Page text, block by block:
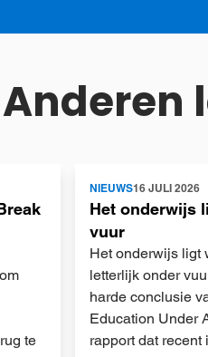
Anderen
te
NIEUWS16 JULI 2026
Het onderwijs
vuur
Het onderwijs ligt
letterlijk onder
harde conclusie
Education Under
rapport dat
meer